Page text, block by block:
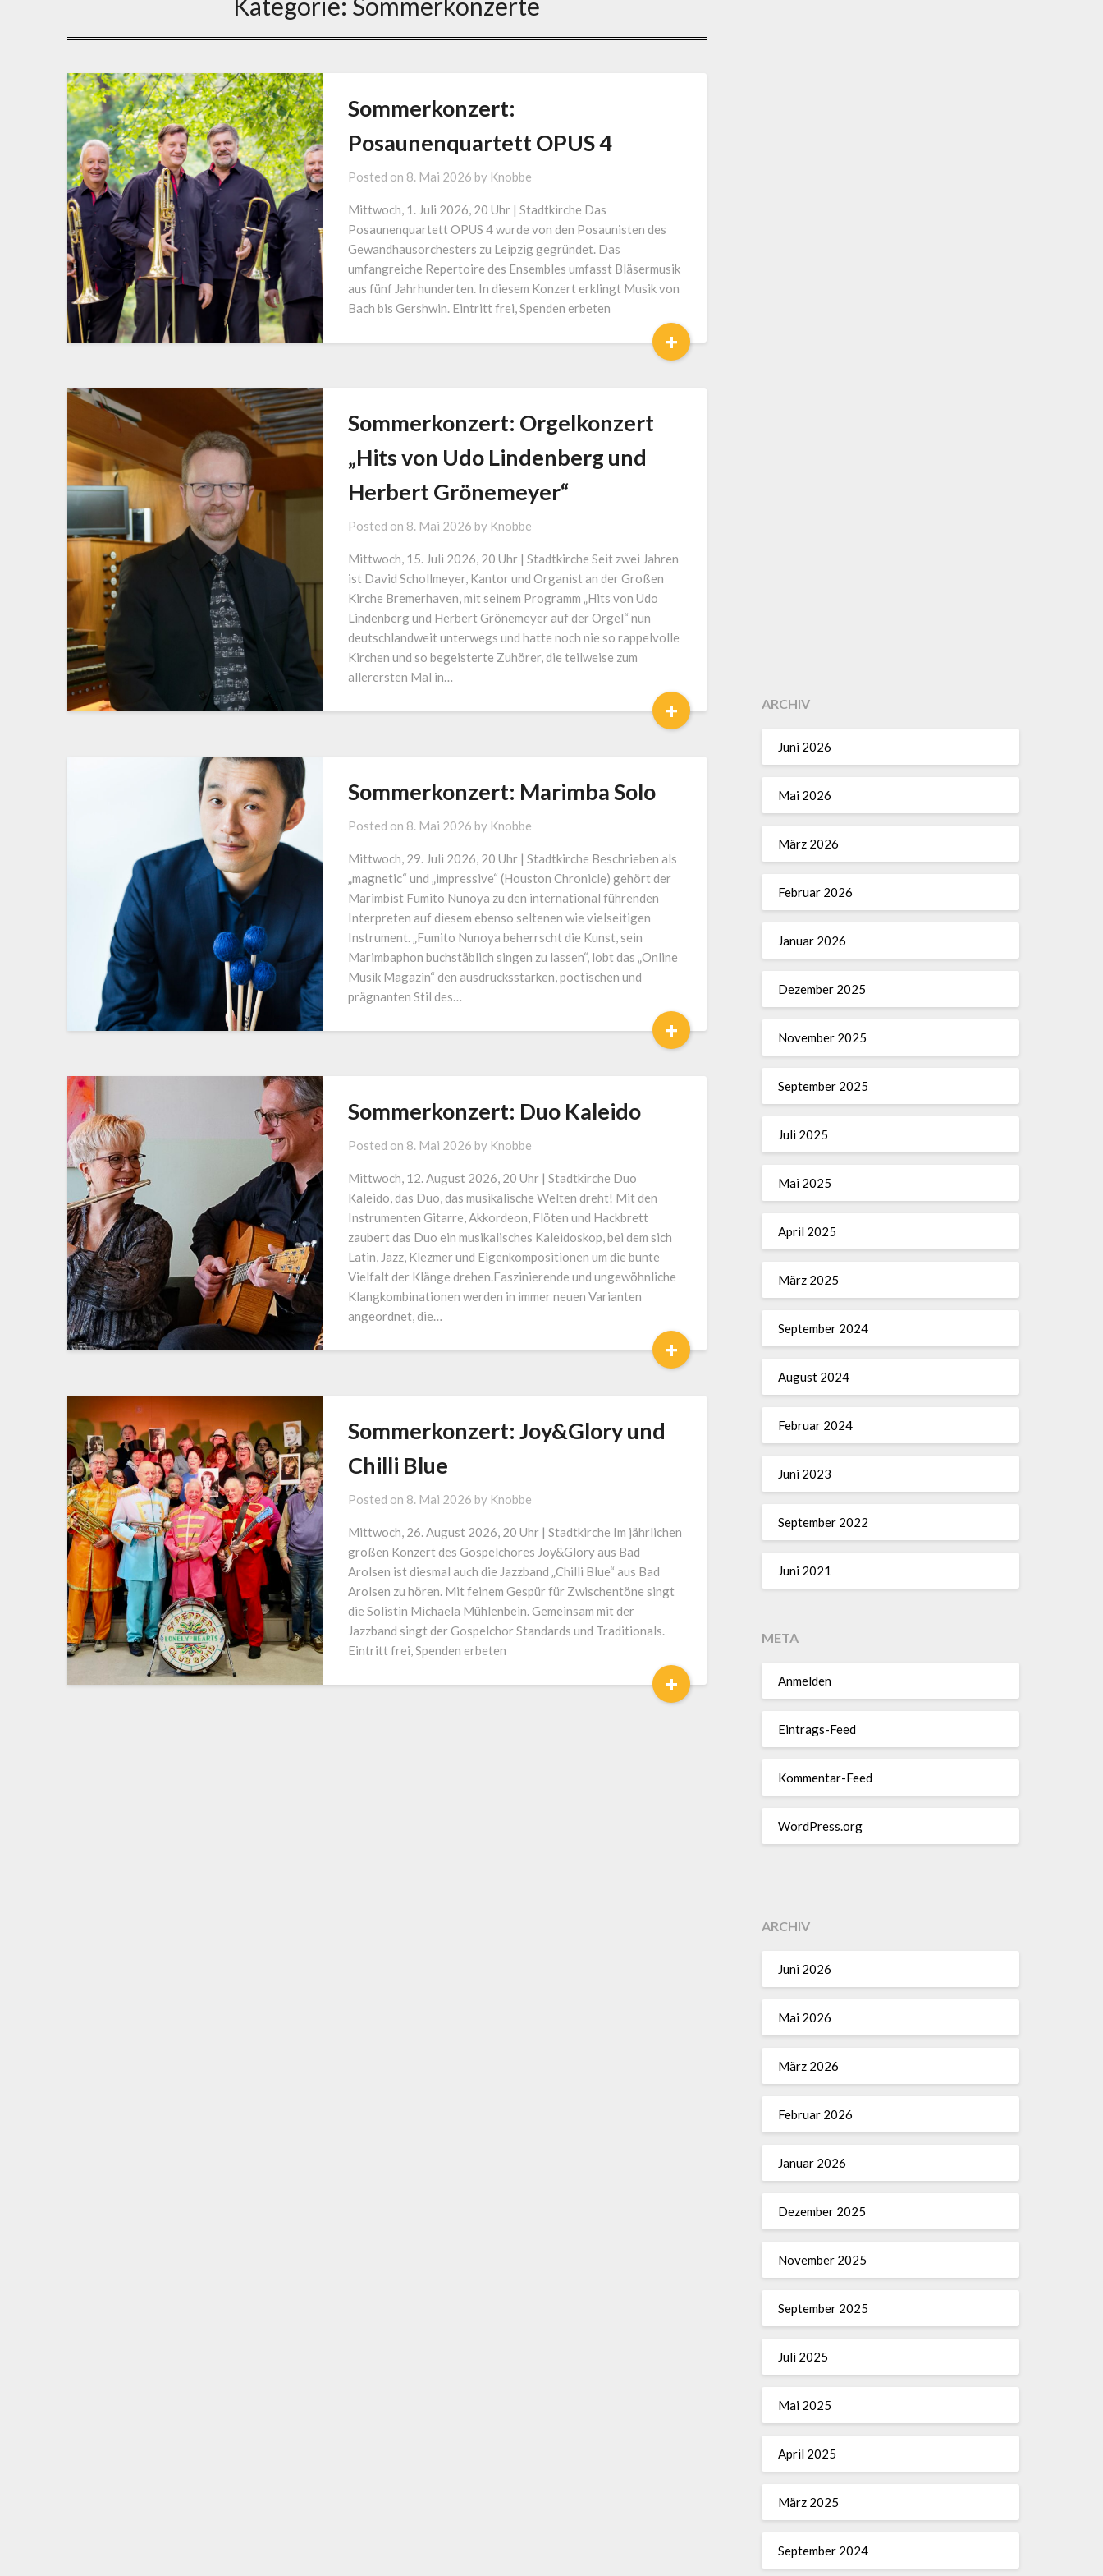
Sommerkonzert:
Posaunenquartett OPUS 4
Posted on 8. Mai 2026 by Knobbe
Mittwoch, 1. Juli 2026, 20 Uhr | Stadtkirche Das
Posaunenquartett OPUS 4 wurde von den Posaunisten des
Gewandhausorchesters zu Leipzig gegründet. Das
umfangreiche Repertoire des Ensembles umfasst Bläsermusik
aus fünf Jahrhunderten. In diesem Konzert erklingt Musik von
Bach bis Gershwin. Eintritt frei, Spenden erbeten
+
Sommerkonzert: Orgelkonzert
„Hits von Udo Lindenberg und
Herbert Grönemeyer“
Posted on 8. Mai 2026 by Knobbe
Mittwoch, 15. Juli 2026, 20 Uhr | Stadtkirche Seit zwei Jahren
ist David Schollmeyer, Kantor und Organist an der Großen
Kirche Bremerhaven, mit seinem Programm „Hits von Udo
Lindenberg und Herbert Grönemeyer auf der Orgel“ nun
deutschlandweit unterwegs und hatte noch nie so rappelvolle
Kirchen und so begeisterte Zuhörer, die teilweise zum
allerersten Mal in…
+
Sommerkonzert: Marimba Solo
Posted on 8. Mai 2026 by Knobbe
Mittwoch, 29. Juli 2026, 20 Uhr | Stadtkirche Beschrieben als
„magnetic“ und „impressive“ (Houston Chronicle) gehört der
Marimbist Fumito Nunoya zu den international führenden
Interpreten auf diesem ebenso seltenen wie vielseitigen
Instrument. „Fumito Nunoya beherrscht die Kunst, sein
Marimbaphon buchstäblich singen zu lassen“, lobt das „Online
Musik Magazin“ den ausdrucksstarken, poetischen und
prägnanten Stil des…
+
Sommerkonzert: Duo Kaleido
Posted on 8. Mai 2026 by Knobbe
Mittwoch, 12. August 2026, 20 Uhr | Stadtkirche Duo
Kaleido, das Duo, das musikalische Welten dreht! Mit den
Instrumenten Gitarre, Akkordeon, Flöten und Hackbrett
zaubert das Duo ein musikalisches Kaleidoskop, bei dem sich
Latin, Jazz, Klezmer und Eigenkompositionen um die bunte
Vielfalt der Klänge drehen.Faszinierende und ungewöhnliche
Klangkombinationen werden in immer neuen Varianten
angeordnet, die…
+
Sommerkonzert: Joy&Glory und
Chilli Blue
Posted on 8. Mai 2026 by Knobbe
Mittwoch, 26. August 2026, 20 Uhr | Stadtkirche Im jährlichen
großen Konzert des Gospelchores Joy&Glory aus Bad
Arolsen ist diesmal auch die Jazzband „Chilli Blue“ aus Bad
Arolsen zu hören. Mit feinem Gespür für Zwischentöne singt
die Solistin Michaela Mühlenbein. Gemeinsam mit der
Jazzband singt der Gospelchor Standards und Traditionals.
Eintritt frei, Spenden erbeten
+
ARCHIV
Juni 2026
Mai 2026
März 2026
Februar 2026
Januar 2026
Dezember 2025
November 2025
September 2025
Juli 2025
Mai 2025
April 2025
März 2025
September 2024
August 2024
Februar 2024
Juni 2023
September 2022
Juni 2021
META
Anmelden
Eintrags-Feed
Kommentar-Feed
WordPress.org
ARCHIV
Juni 2026
Mai 2026
März 2026
Februar 2026
Januar 2026
Dezember 2025
November 2025
September 2025
Juli 2025
Mai 2025
April 2025
März 2025
September 2024